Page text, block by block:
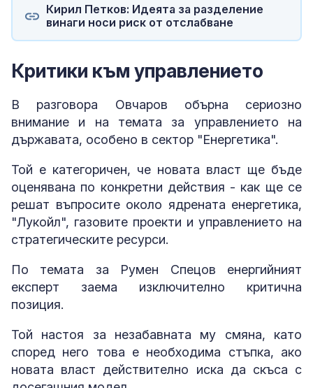
Кирил Петков: Идеята за разделение
винаги носи риск от отслабване
Критики към управлението
В разговора Овчаров обърна сериозно
внимание и на темата за управлението на
държавата, особено в сектор "Енергетика".
Той е категоричен, че новата власт ще бъде
оценявана по конкретни действия - как ще се
решат въпросите около ядрената енергетика,
"Лукойл", газовите проекти и управлението на
стратегическите ресурси.
По темата за Румен Спецов енергийният
експерт заема изключително критична
позиция.
Той настоя за незабавната му смяна, като
според него това е необходима стъпка, ако
новата власт действително иска да скъса с